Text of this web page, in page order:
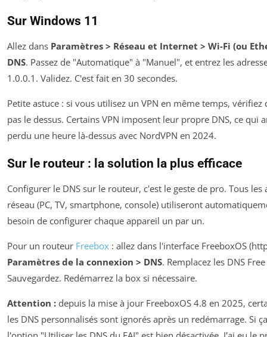
Sur Windows 11
Allez dans Paramètres > Réseau et Internet > Wi-Fi (ou
DNS. Passez de "Automatique" à "Manuel", et entrez les
1.0.0.1. Validez. C'est fait en 30 secondes.
Petite astuce : si vous utilisez un VPN en même temps, vérifiez
pas le dessus. Certains VPN imposent leur propre DNS, ce qui
perdu une heure là-dessus avec NordVPN en 2024.
Sur le routeur : la solution la plus efficace
Configurer le DNS sur le routeur, c'est le geste de pro. Tous
réseau (PC, TV, smartphone, console) utiliseront
besoin de configurer chaque appareil un par un.
Pour un routeur Freebox : allez dans l'interface FreeboxOS
Paramètres de la connexion > DNS. Remplacez les DNS
Sauvegardez. Redémarrez la box si nécessaire.
Attention : depuis la mise à jour FreeboxOS 4.8 en 2025,
les DNS personnalisés sont ignorés après un redémarrage. Si